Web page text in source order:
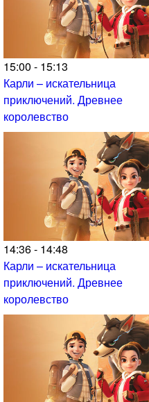
15:00 - 15:13
Карли – искательница
приключений. Древнее
королевство
14:36 - 14:48
Карли – искательница
приключений. Древнее
королевство